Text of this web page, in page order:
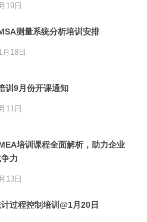
19日
测量系统分析培训安排
月18日
训9月份开课通知
11日
培训课程全面解析，助力企业
力
13日
过程控制培训@1月20日